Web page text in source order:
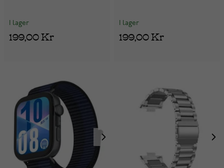
I lager
199,00 Kr
I lager
199,00 Kr